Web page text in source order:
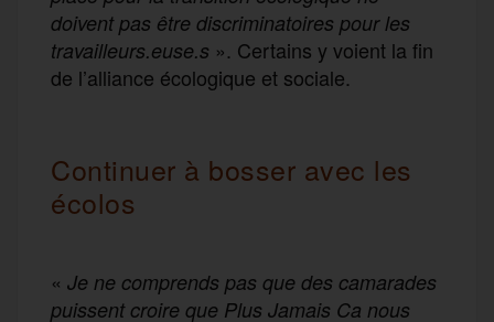
doivent pas être discriminatoires pour les
travailleurs.euse.s ». Certains y voient la fin
de l’alliance écologique et sociale.
Continuer à bosser avec les
écolos
« Je ne comprends pas que des camarades
puissent croire que Plus Jamais Ca nous